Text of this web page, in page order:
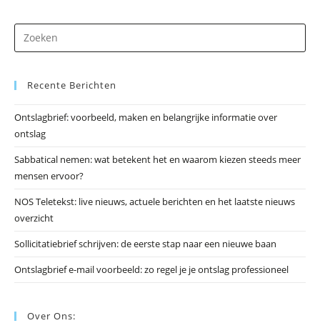
op
Recente Berichten
Ontslagbrief: voorbeeld, maken en belangrijke informatie over
ontslag
Sabbatical nemen: wat betekent het en waarom kiezen steeds meer
mensen ervoor?
NOS Teletekst: live nieuws, actuele berichten en het laatste nieuws
overzicht
Sollicitatiebrief schrijven: de eerste stap naar een nieuwe baan
Ontslagbrief e-mail voorbeeld: zo regel je je ontslag professioneel
Over Ons: